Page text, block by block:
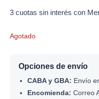
3 cuotas sin interés con
Agotado
Opciones de envío
CABA y GBA: Envío
Encomienda: Correo